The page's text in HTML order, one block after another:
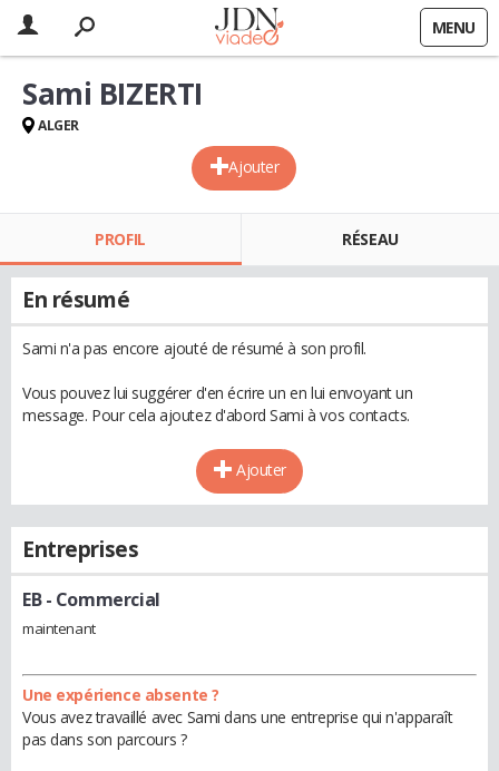
MENU
Ajouter
Sami BIZERTI
ALGER
PROFIL RÉSEAU
En résumé
Sami n'a pas encore ajouté de résumé à son profil.
Vous pouvez lui suggérer d'en écrire un en lui envoyant un
message. Pour cela ajoutez d'abord Sami à vos contacts.
Ajouter
Entreprises
EB- Commercial
maintenant
Une expérience absente ?
Vous avez travaillé avec Sami dans une entreprise qui n'apparaît
pas dans son parcours ?